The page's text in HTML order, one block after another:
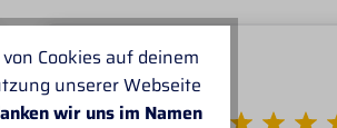
Cookies auf deinem
unserer Webseite
wir uns im Namen